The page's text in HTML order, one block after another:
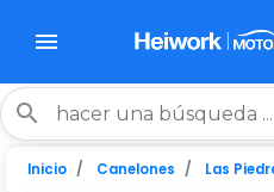
Inicio Canelones Las